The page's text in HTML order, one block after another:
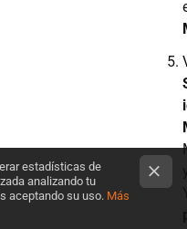
estadísticas de
analizando tu
aceptando su uso. Más